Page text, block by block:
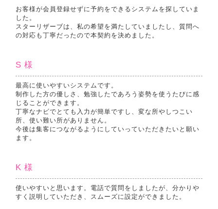
お客様が会員登録せずに予約をできるシステムを探していま
した。
スターリザーブは、私の希望を満たしていましたし、質問へ
の対応も丁寧だったので本契約を決めました。
S 様
最高に使いやすいシステムです。
制作した方の優しさ、勉強したであろう姿勢を使うたびに感
じることができます。
丁寧なナビでとても入力が簡単ですし、変な所やしつこい
所、使い難い所がありません。
今後は集客につながるようにしていっていただきたいと願い
ます。
K 様
使いやすいと思います。電話で質問をしましたが、分かりや
すく説明していただき、スムーズに設定ができました。